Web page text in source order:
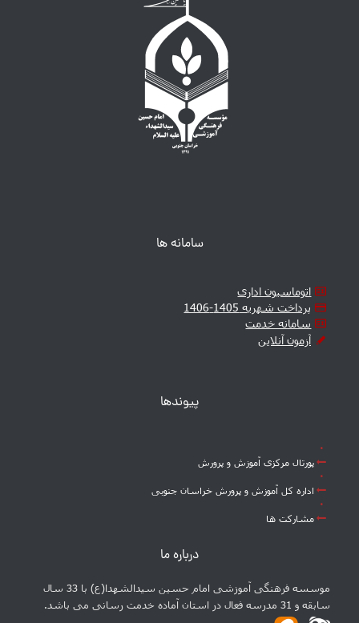
سامانه ها
اتوماسیون اداری
پرداخت شهریه 1405-1406
سامانه خدمت
آزمون آنلاین
پیوندها
پورتال مرکزی آموزش و پرورش
اداره کل آموزش و پرورش خراسان جنوبی
مشارکت ها
درباره ما
موسسه فرهنگی آموزشی امام حسین سیدالشهدا(ع) با 33 سال
سابقه و 31 مدرسه فعال در استان آماده خدمت رسانی می باشد.